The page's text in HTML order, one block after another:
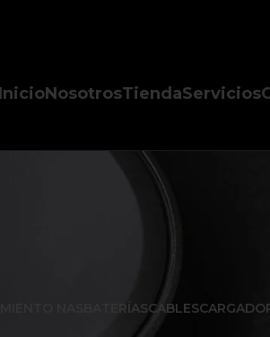
InicioNosotrosTiendaServicios
BATERÍASCABLES